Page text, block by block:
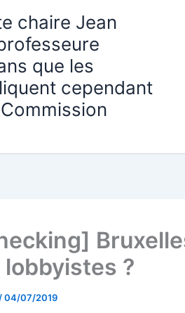
chaire Jean
que les
cependant
?
/04/07/2019